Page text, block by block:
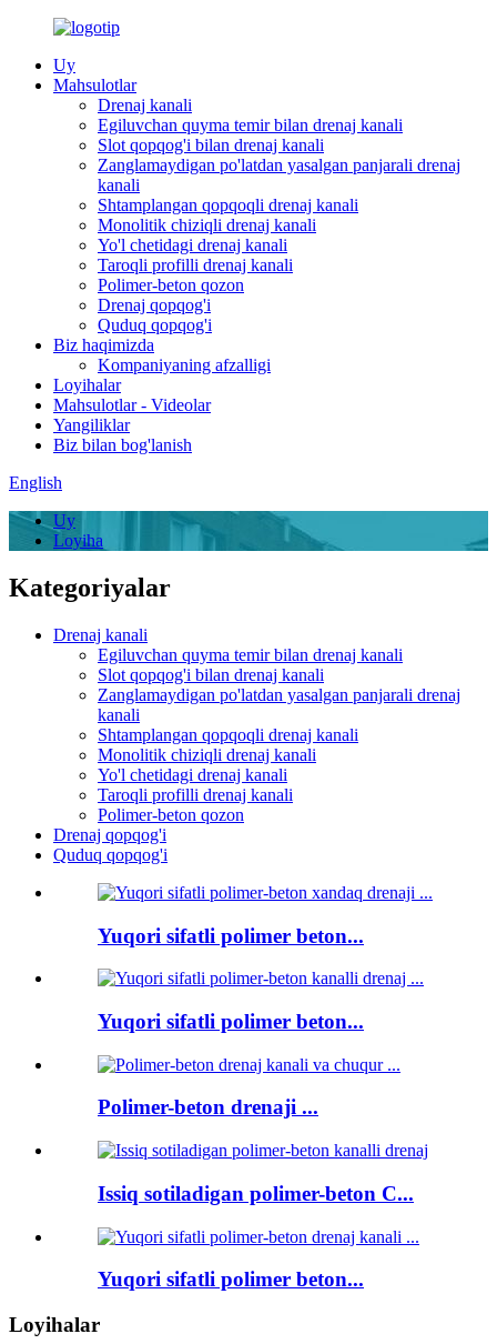
Uy
Mahsulotlar
Drenaj kanali
Egiluvchan quyma temir bilan drenaj kanali
Slot qopqog'i bilan drenaj kanali
Zanglamaydigan po'latdan yasalgan panjarali drenaj
kanali
Shtamplangan qopqoqli drenaj kanali
Monolitik chiziqli drenaj kanali
Yo'l chetidagi drenaj kanali
Taroqli profilli drenaj kanali
Polimer-beton qozon
Drenaj qopqog'i
Quduq qopqog'i
Biz haqimizda
Kompaniyaning afzalligi
Loyihalar
Mahsulotlar - Videolar
Yangiliklar
Biz bilan bog'lanish
English
Uy
Loyiha
Kategoriyalar
Drenaj kanali
Egiluvchan quyma temir bilan drenaj kanali
Slot qopqog'i bilan drenaj kanali
Zanglamaydigan po'latdan yasalgan panjarali drenaj
kanali
Shtamplangan qopqoqli drenaj kanali
Monolitik chiziqli drenaj kanali
Yo'l chetidagi drenaj kanali
Taroqli profilli drenaj kanali
Polimer-beton qozon
Drenaj qopqog'i
Quduq qopqog'i
Yuqori sifatli polimer beton...
Yuqori sifatli polimer beton...
Polimer-beton drenaji ...
Issiq sotiladigan polimer-beton C...
Yuqori sifatli polimer beton...
Loyihalar